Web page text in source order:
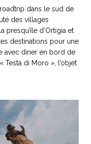
dans le sud de
des villages
presqu’île d’Ortigia et
destinations pour une
avec diner en bord de
Testa di Moro », l’objet